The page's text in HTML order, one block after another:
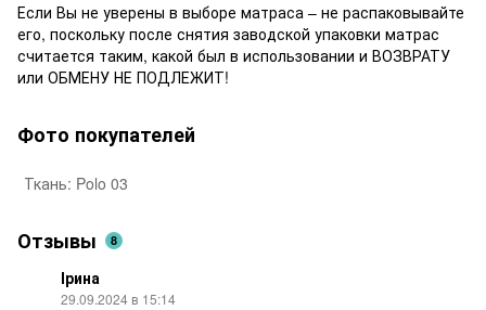
Если Вы не уверены в выборе матраса – не распаковывайте
его, поскольку после снятия заводской упаковки матрас
считается таким, какой был в использовании и ВОЗВРАТУ
или ОБМЕНУ НЕ ПОДЛЕЖИТ!
Фото покупателей
Ткань: Polo 03
Отзывы 8
Ірина
29.09.2024 в 15:14